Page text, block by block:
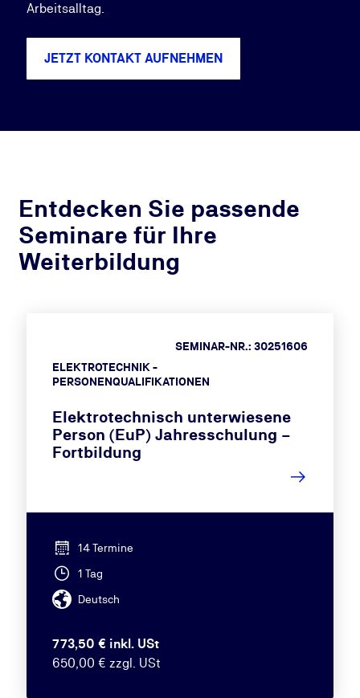
Arbeitsalltag.
JETZT KONTAKT AUFNEHMEN
Entdecken Sie passende
Seminare für Ihre
Weiterbildung
ELEKTROTECHNIK -
PERSONENQUALIFIKATIONEN
SEMINAR-NR.: 30251606
Elektrotechnisch unterwiesene
Person (EuP) Jahresschulung –
Fortbildung
14 Termine
1 Tag
Deutsch
773,50 € inkl. USt
650,00 € zzgl. USt